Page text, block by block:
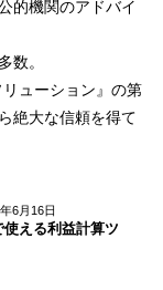
的機関のアドバイ
数。
リューション』の第
絶大な信頼を得て
6月16日
使える利益計算ツ